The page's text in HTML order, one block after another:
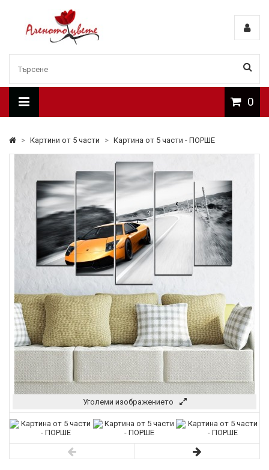
0
> Картини от 5 части > Картина от 5 части - ПОРШЕ
Уголеми изображението